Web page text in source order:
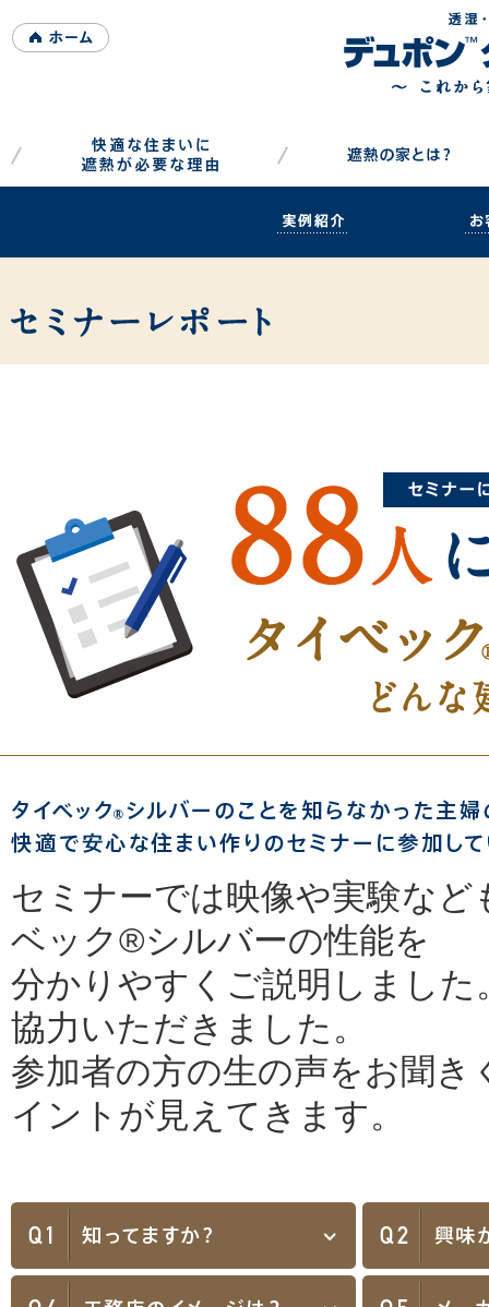
セミナーでは映像や実験な
ベック®シルバーの性能を
分かりやすくご説明しまし
協力いただきました。
参加者の方の生の声をお聞
イントが見えてきます。